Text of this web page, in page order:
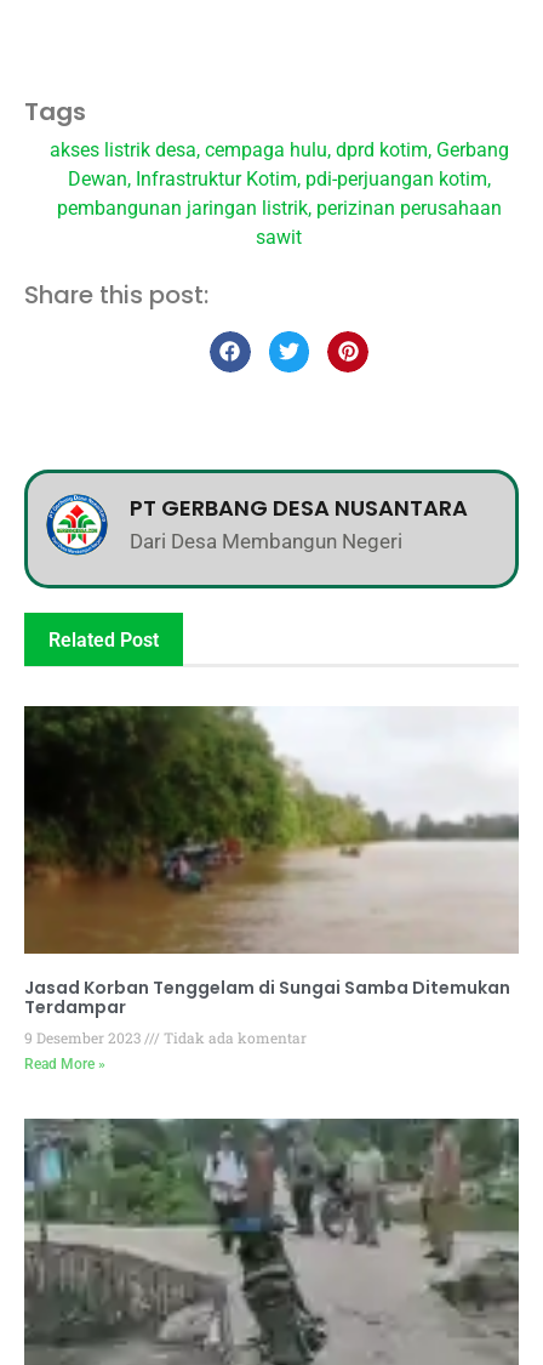
Tags
akses listrik desa, cempaga hulu, dprd kotim, Gerbang
Dewan, Infrastruktur Kotim, pdi-perjuangan kotim,
pembangunan jaringan listrik, perizinan perusahaan
sawit
Share this post:
PT GERBANG DESA NUSANTARA
Dari Desa Membangun Negeri
Related Post
Jasad Korban Tenggelam di Sungai Samba Ditemukan
Terdampar
9 Desember 2023 Tidak ada komentar
Read More »